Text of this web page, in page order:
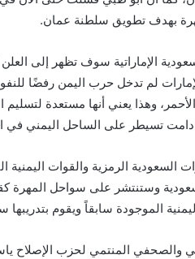
بهدف تطويق سلطنة عمان.
الإماراتية سوف تظهر إلى
لم تدخل حرب اليمن رفضًا
وهذا يعني أنها مستعدة
دامت تسيطر على الساحل اليمني في
الرمزية والقوات اليمنية
وستنتشر على سواحل
الموجودة سابقاً ويقوم بتدريبها
المنتمي لحزب الإصلاح